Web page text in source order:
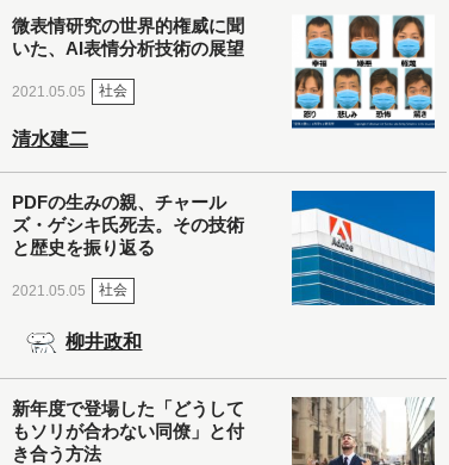
微表情研究の世界的権威に聞
いた、AI表情分析技術の展望
2021.05.05 社会
清水建二
PDFの生みの親、チャール
ズ・ゲシキ氏死去。その技術
と歴史を振り返る
2021.05.05 社会
柳井政和
新年度で登場した「どうして
もソリが合わない同僚」と付
き合う方法